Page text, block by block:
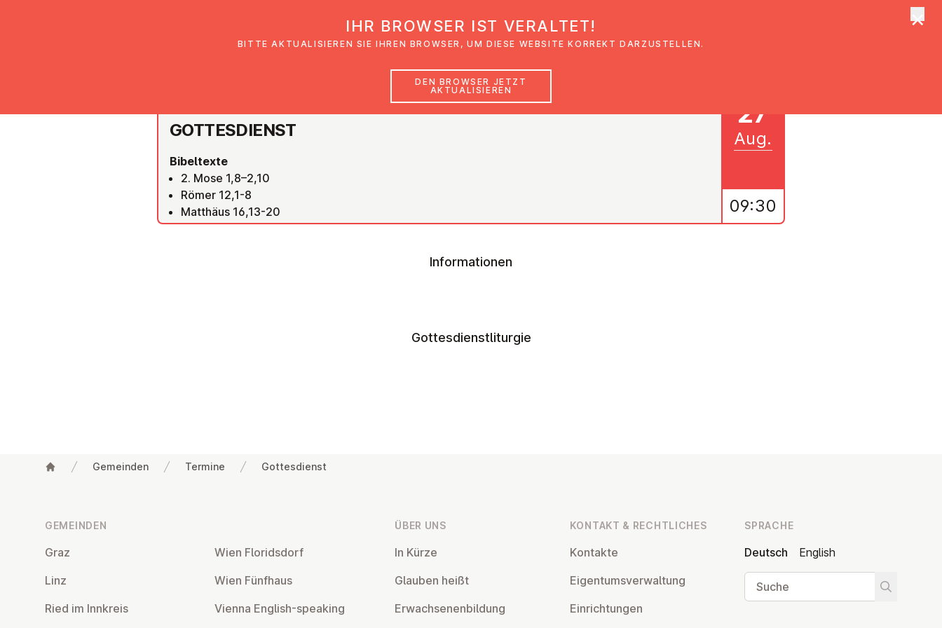
Glaubensimpulse News Veranstaltungen
GOT­TES­DIENST
Bibeltexte
2. Mose 1,8–2,10
Römer 12,1-8
Matthäus 16,13-20
27
Aug.
09:30
Informationen
Gottesdienstliturgie
Gemeinden Termine Gottesdienst
GEMEINDEN
Graz
Linz
Ried im Innkreis
Wien Flo­rids­dorf
Wien Fünfhaus
Vienna English-speaking
ÜBER UNS
In Kürze
Glauben heißt
Er­wach­se­nen­bil­dung
KONTAKT & RECHT­LI­CHES
Kontakte
Ei­gen­tums­ver­wal­tung
Ein­rich­tun­gen
SPRACHE
Deutsch
English
Suche
Suche
IHR BROWSER IST VERALTET!
BITTE AKTUALISIEREN SIE IHREN BROWSER, UM DIESE WEBSITE KORREKT DARZUSTELLEN.
DEN BROWSER JETZT
AKTUALISIEREN
×